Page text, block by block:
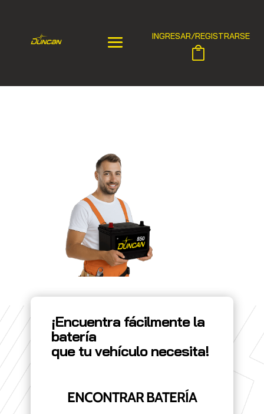
INGRESAR/REGISTRARSE
¡Encuentra fácilmente la
batería
que tu vehículo necesita!
ENCONTRAR BATERÍA